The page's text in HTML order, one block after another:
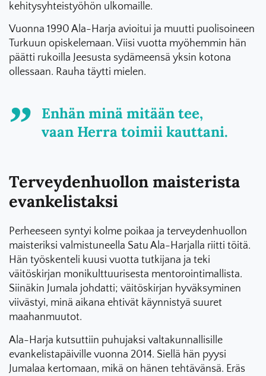
kehitysyhteistyöhön ulkomaille.
Vuonna 1990 Ala-Harja avioitui ja muutti puolisoineen
Turkuun opiskelemaan. Viisi vuotta myöhemmin hän
päätti rukoilla Jeesusta sydämeensä yksin kotona
ollessaan. Rauha täytti mielen.
Enhän minä mitään tee,
vaan Herra toimii kauttani.
Terveydenhuollon maisterista
evankelistaksi
Perheeseen syntyi kolme poikaa ja terveydenhuollon
maisteriksi valmistuneella Satu Ala-Harjalla riitti töitä.
Hän työskenteli kuusi vuotta tutkijana ja teki
väitöskirjan monikulttuurisesta mentorointimallista.
Siinäkin Jumala johdatti; väitöskirjan hyväksyminen
viivästyi, minä aikana ehtivät käynnistyä suuret
maahanmuutot.
Ala-Harja kutsuttiin puhujaksi valtakunnallisille
evankelistapäiville vuonna 2014. Siellä hän pyysi
Jumalaa kertomaan, mikä on hänen tehtävänsä. Eräs